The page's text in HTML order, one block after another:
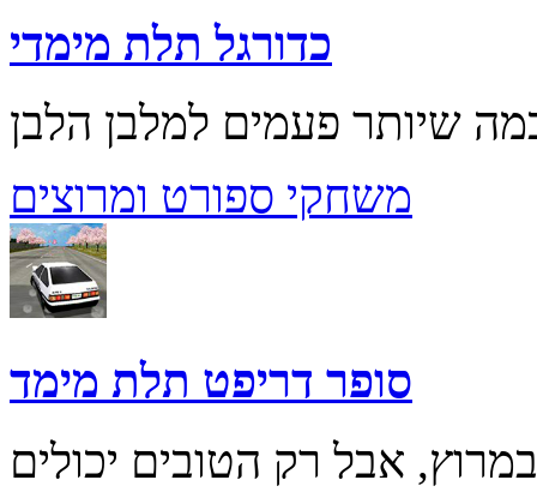
כדורגל תלת מימדי
משחקי ספורט ומרוצים
סופר דריפט תלת מימד